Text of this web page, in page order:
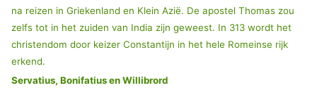
na reizen in Griekenland en Klein Azië. De apostel Thomas zou
zelfs tot in het zuiden van India zijn geweest. In 313 wordt het
christendom door keizer Constantijn in het hele Romeinse rijk
erkend.
Servatius, Bonifatius en Willibrord